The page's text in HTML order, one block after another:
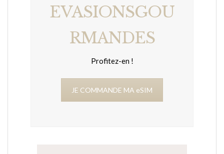
EVASIONSGOU
RMANDES
Profitez-en !
JE COMMANDE MA eSIM